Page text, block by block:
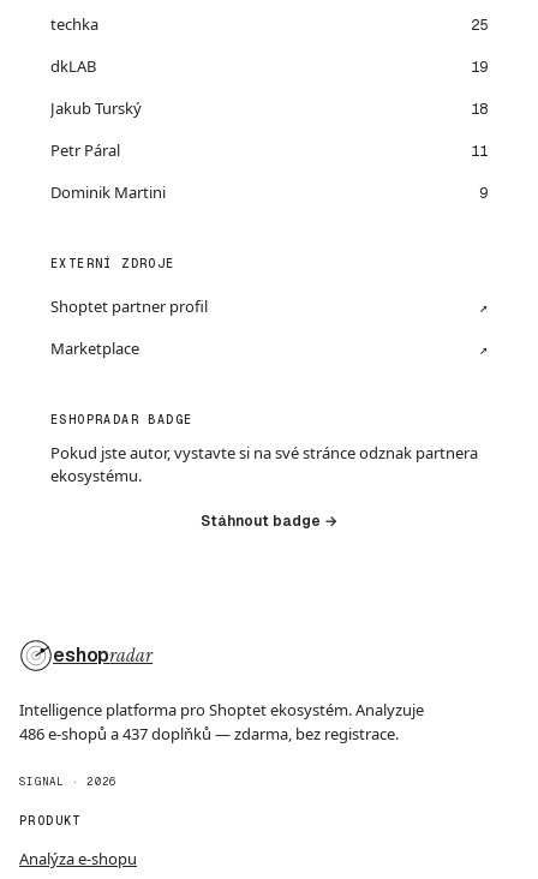
techka 25
dkLAB 19
Jakub Turský 18
Petr Páral 11
Dominik Martini 9
EXTERNÍ ZDROJE
Shoptet partner profil ↗
Marketplace ↗
ESHOPRADAR BADGE
Pokud jste autor, vystavte si na své stránce odznak partnera
ekosystému.
Stáhnout badge →
eshopradar
Intelligence platforma pro Shoptet ekosystém. Analyzuje
486 e-shopů a 437 doplňků — zdarma, bez registrace.
SIGNAL · 2026
PRODUKT
Analýza e-shopu